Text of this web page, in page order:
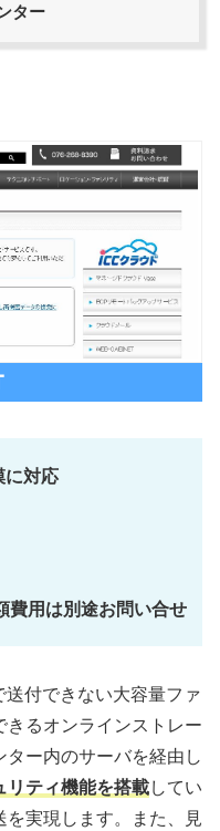
ター
に対応
用は別途お問い合せ
送付できない大容量ファ
るオンラインストレー
ー内のサーバを経由し
リティ機能を搭載してい
実現します。また、見